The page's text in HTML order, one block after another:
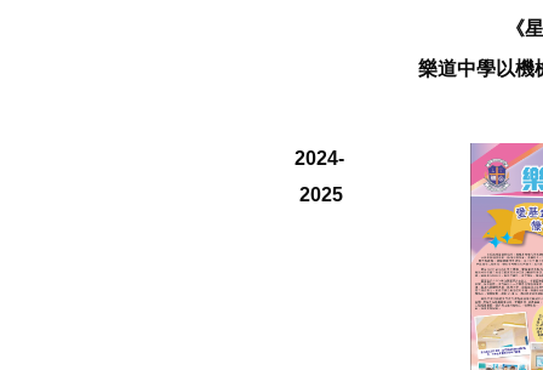
《
樂道中學以機
2024-
2025